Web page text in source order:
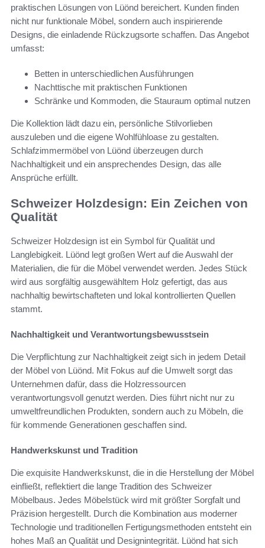
praktischen Lösungen von Lüönd bereichert. Kunden finden
nicht nur funktionale Möbel, sondern auch inspirierende
Designs, die einladende Rückzugsorte schaffen. Das Angebot
umfasst:
Betten in unterschiedlichen Ausführungen
Nachttische mit praktischen Funktionen
Schränke und Kommoden, die Stauraum optimal nutzen
Die Kollektion lädt dazu ein, persönliche Stilvorlieben
auszuleben und die eigene Wohlfühloase zu gestalten.
Schlafzimmermöbel von Lüönd überzeugen durch
Nachhaltigkeit und ein ansprechendes Design, das alle
Ansprüche erfüllt.
Schweizer Holzdesign: Ein Zeichen von
Qualität
Schweizer Holzdesign ist ein Symbol für Qualität und
Langlebigkeit. Lüönd legt großen Wert auf die Auswahl der
Materialien, die für die Möbel verwendet werden. Jedes Stück
wird aus sorgfältig ausgewähltem Holz gefertigt, das aus
nachhaltig bewirtschafteten und lokal kontrollierten Quellen
stammt.
Nachhaltigkeit und Verantwortungsbewusstsein
Die Verpflichtung zur Nachhaltigkeit zeigt sich in jedem Detail
der Möbel von Lüönd. Mit Fokus auf die Umwelt sorgt das
Unternehmen dafür, dass die Holzressourcen
verantwortungsvoll genutzt werden. Dies führt nicht nur zu
umweltfreundlichen Produkten, sondern auch zu Möbeln, die
für kommende Generationen geschaffen sind.
Handwerkskunst und Tradition
Die exquisite Handwerkskunst, die in die Herstellung der Möbel
einfließt, reflektiert die lange Tradition des Schweizer
Möbelbaus. Jedes Möbelstück wird mit größter Sorgfalt und
Präzision hergestellt. Durch die Kombination aus moderner
Technologie und traditionellen Fertigungsmethoden entsteht ein
hohes Maß an Qualität und Designintegrität. Lüönd hat sich